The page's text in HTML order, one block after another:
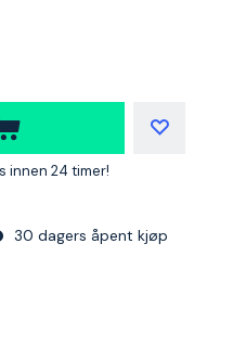
innen 24 timer!
30 dagers åpent kjøp